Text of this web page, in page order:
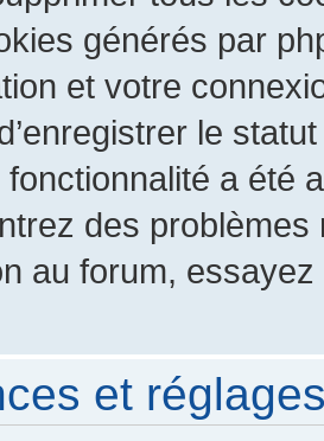
générés par
et votre
le
a été
des
au forum,
et